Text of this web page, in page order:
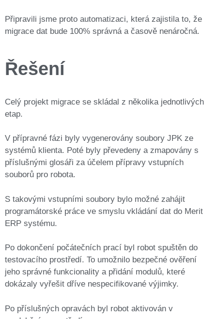
Připravili jsme proto automatizaci, která zajistila to, že
migrace dat bude 100% správná a časově nenáročná.
Řešení
Celý projekt migrace se skládal z několika jednotlivých
etap.
V přípravné fázi byly vygenerovány soubory JPK ze
systémů klienta. Poté byly převedeny a zmapovány s
příslušnými glosáři za účelem přípravy vstupních
souborů pro robota.
S takovými vstupními soubory bylo možné zahájit
programátorské práce ve smyslu vkládání dat do Merit
ERP systému.
Po dokončení počátečních prací byl robot spuštěn do
testovacího prostředí. To umožnilo bezpečné ověření
jeho správné funkcionality a přidání modulů, které
dokázaly vyřešit dříve nespecifikované výjimky.
Po příslušných opravách byl robot aktivován v